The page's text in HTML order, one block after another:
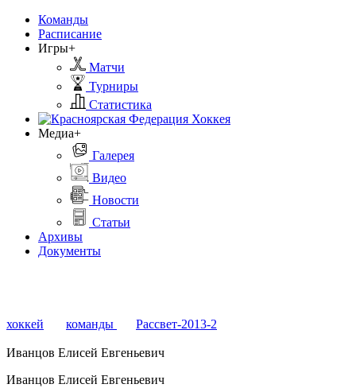
Команды
Расписание
Игры+
Матчи
Турниры
Статистика
Медиа+
Галерея
Видео
Новости
Статьи
Архивы
Документы
хоккей команды Рассвет-2013-2
Иванцов Елисей Евгеньевич
Иванцов Елисей Евгеньевич